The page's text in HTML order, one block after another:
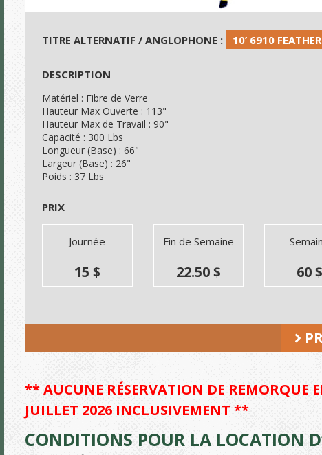
TITRE ALTERNATIF / ANGLOPHONE : 10’ 6910
DESCRIPTION
Matériel : Fibre de Verre
Hauteur Max Ouverte : 113"
Hauteur Max de Travail : 90"
Capacité : 300 Lbs
Longueur (Base) : 66"
Largeur (Base) : 26"
Poids : 37 Lbs
PRIX
Journée
15 $
Fin de Semaine
22.50 $ 60 $
** AUCUNE RÉSERVATION DE REMORQUE
JUILLET 2026 INCLUSIVEMENT **
CONDITIONS POUR LA LOCATION